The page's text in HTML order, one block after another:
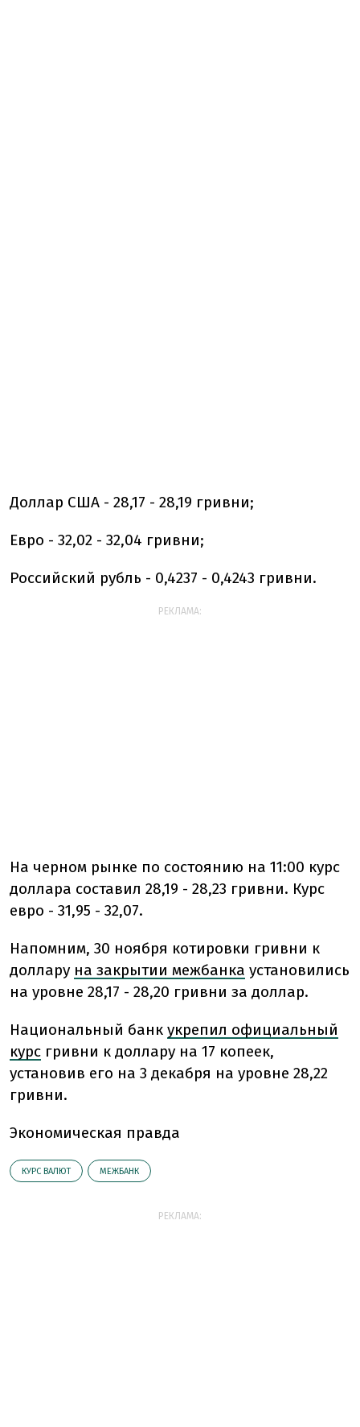
Доллар США - 28,17 - 28,19 гривни;
Евро - 32,02 - 32,04 гривни;
Российский рубль - 0,4237 - 0,4243 гривни.
РЕКЛАМА:
На черном рынке по состоянию на 11:00 курс
доллара составил 28,19 - 28,23 гривни. Курс
евро - 31,95 - 32,07.
Напомним, 30 ноября котировки гривни к
доллару на закрытии межбанка установились
на уровне 28,17 - 28,20 гривни за доллар.
Национальный банк укрепил официальный
курс гривни к доллару на 17 копеек,
установив его на 3 декабря на уровне 28,22
гривни.
Экономическая правда
КУРС ВАЛЮТ МЕЖБАНК
РЕКЛАМА: